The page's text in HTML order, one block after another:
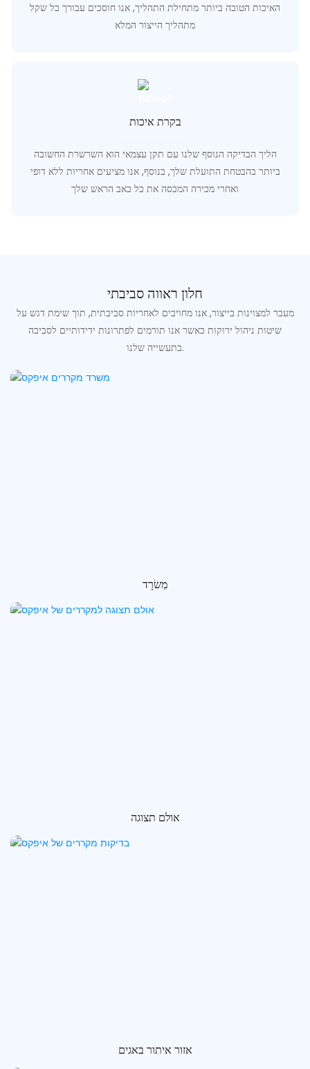
האיכות הטובה ביותר מתחילת התהליך, אנו חוסכים עבורך כל שקל
מתהליך הייצור המלא
בקרת איכות
הליך הבדיקה הנוסף שלנו עם תקן עצמאי הוא השרשרת החשובה
ביותר בהבטחת התועלת שלך, בנוסף, אנו מציעים אחריות ללא דופי
ואחרי מכירה המכסה את כל כאב הראש שלך
חלון ראווה סביבתי
מעבר למצוינות בייצור, אנו מחויבים לאחריות סביבתית, תוך שימת דגש על
שיטות ניהול ירוקות כאשר אנו תורמים לפתרונות ידידותיים לסביבה
בתעשייה שלנו.
מִשׂרָד
אולם תצוגה
אזור איתור באגים